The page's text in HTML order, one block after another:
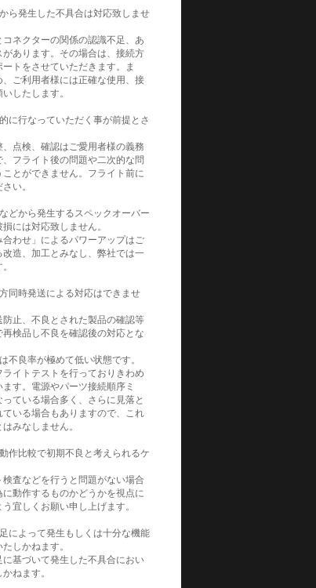
ら発生した不具合は対応致しませ
ネクターの関係の認識不足、あ
あります。その場合は、接続方
トをさせていただきます。ま
ご利用者様には正確な使用、接
したします。
に行なっていただく事が前提とさ
点検、確認はご愛用者様の義務
フライト後の問題や二次的な問
とができません。フライト前に
い。
どから発生するスペックオーバー
には対応致しません。
わせ」によるパワーアップはご
造、加工とみなし、弊社では一
同時発送による対応はできませ
止、不良とされた製品の確認等
検品し不良を確認後の対応とな
不良率が極めて低い状態です。
イトテストを行っておりきわめ
す。電源やパーツ接続順序ミ
ている場合多く、さらに見落と
いる場合もありますので、これ
みなしません。
作比較で初期不良と考えられるケ
査などを行うと問題がない場合
動作するものかどうかを視点に
宜しくお願い申し上げます。
によって発生もしくは十分な機能
しかねます。
基づいて発生した不具合におい
ねます。